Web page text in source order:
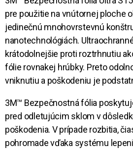
pre použitie na vnútornej ploche
jedinečnú mnohovrstevnú
nanotechnológiách.
krátodolnejšie proti roztrhnutiu
fólie rovnakej hrúbky. Preto
vniknutiu a poškodeniu je
3M™ Bezpečnostná fólia
pred odletujúcim sklom v
poškodenia. V prípade rozbitia,
pohromade vďaka systému